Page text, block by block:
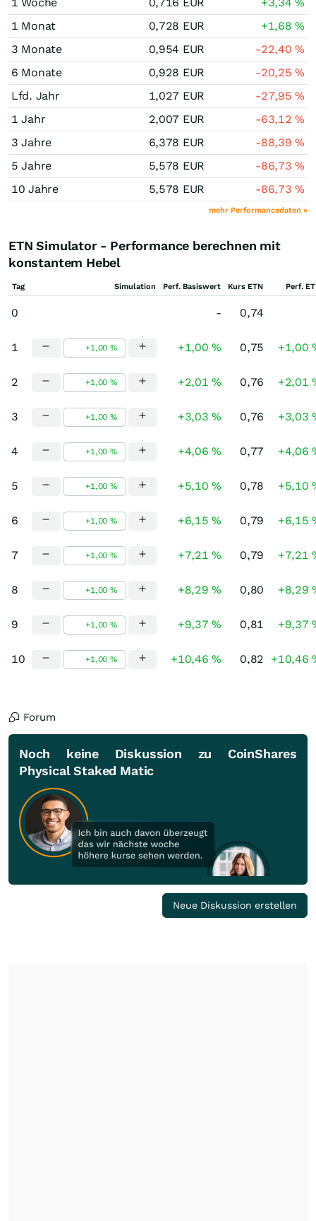
1 Monat
0,728 EUR +1,68%
3 Monate
0,954 EUR -22,40%
6 Monate
0,928 EUR -20,25%
Lfd. Jahr
1,027 EUR -27,95%
1 Jahr
2,007 EUR -63,12%
3 Jahre
6,378 EUR -88,39%
5 Jahre
5,578 EUR -86,73%
10 Jahre
5,578 EUR -86,73%
mehr Performancedaten »
ETN Simulator - Performance berechnen mit
konstantem Hebel
Tag Simulation Perf. Basiswert Kurs ETN Perf.
0 - 0,74
1 +1,00 % 0,75 +1,00
2 +2,01 % 0,76 +2,01
3 +3,03 % 0,76 +3,03
4 +4,06 % 0,77 +4,06
5 +5,10 % 0,78 +5,10
6 +6,15 % 0,79 +6,15
7 +7,21 % 0,79 +7,21
8 +8,29 % 0,80 +8,29
9 +9,37 % 0,81 +9,37
10 +10,46 % 0,82 +10,46
Forum
Noch keine Diskussion zu CoinShares
Physical Staked Matic
Neue Diskussion erstellen